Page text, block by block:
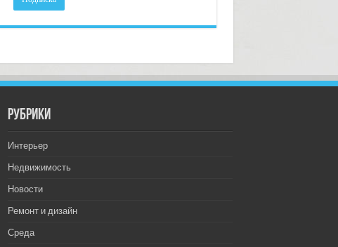
РУбрики
Интерьер
Недвижимость
Новости
Ремонт и дизайн
Среда